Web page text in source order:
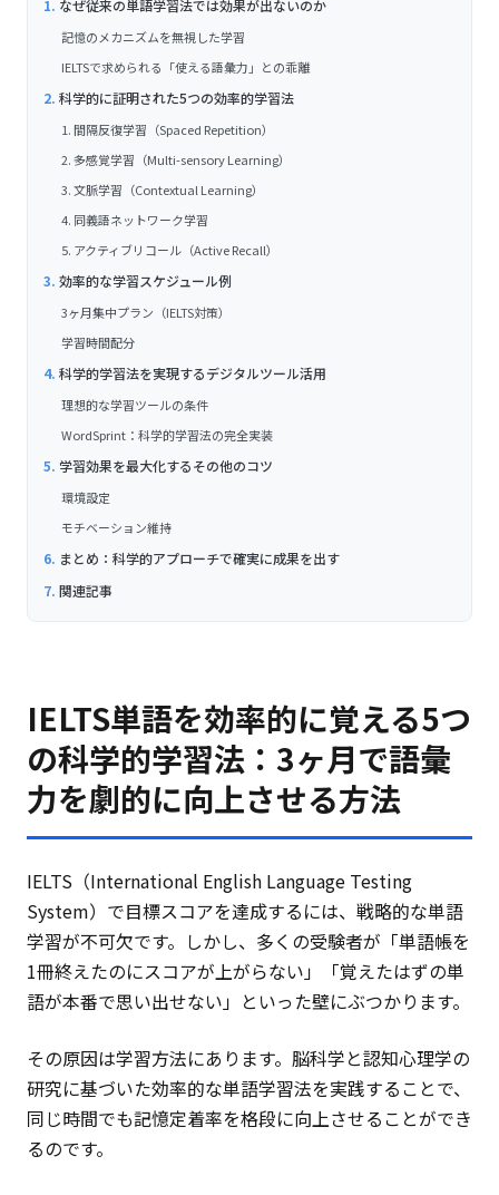
なぜ従来の単語学習法では効果が出ないのか
記憶のメカニズムを無視した学習
IELTSで求められる「使える語彙力」との乖離
科学的に証明された5つの効率的学習法
1. 間隔反復学習（Spaced Repetition）
2. 多感覚学習（Multi-sensory Learning）
3. 文脈学習（Contextual Learning）
4. 同義語ネットワーク学習
5. アクティブリコール（Active Recall）
効率的な学習スケジュール例
3ヶ月集中プラン（IELTS対策）
学習時間配分
科学的学習法を実現するデジタルツール活用
理想的な学習ツールの条件
WordSprint：科学的学習法の完全実装
学習効果を最大化するその他のコツ
環境設定
モチベーション維持
まとめ：科学的アプローチで確実に成果を出す
関連記事
IELTS単語を効率的に覚える5つ
の科学的学習法：3ヶ月で語彙
力を劇的に向上させる方法
IELTS（International English Language Testing
System）で目標スコアを達成するには、戦略的な単語
学習が不可欠です。しかし、多くの受験者が「単語帳を
1冊終えたのにスコアが上がらない」「覚えたはずの単
語が本番で思い出せない」といった壁にぶつかります。
その原因は学習方法にあります。脳科学と認知心理学の
研究に基づいた効率的な単語学習法を実践することで、
同じ時間でも記憶定着率を格段に向上させることができ
るのです。